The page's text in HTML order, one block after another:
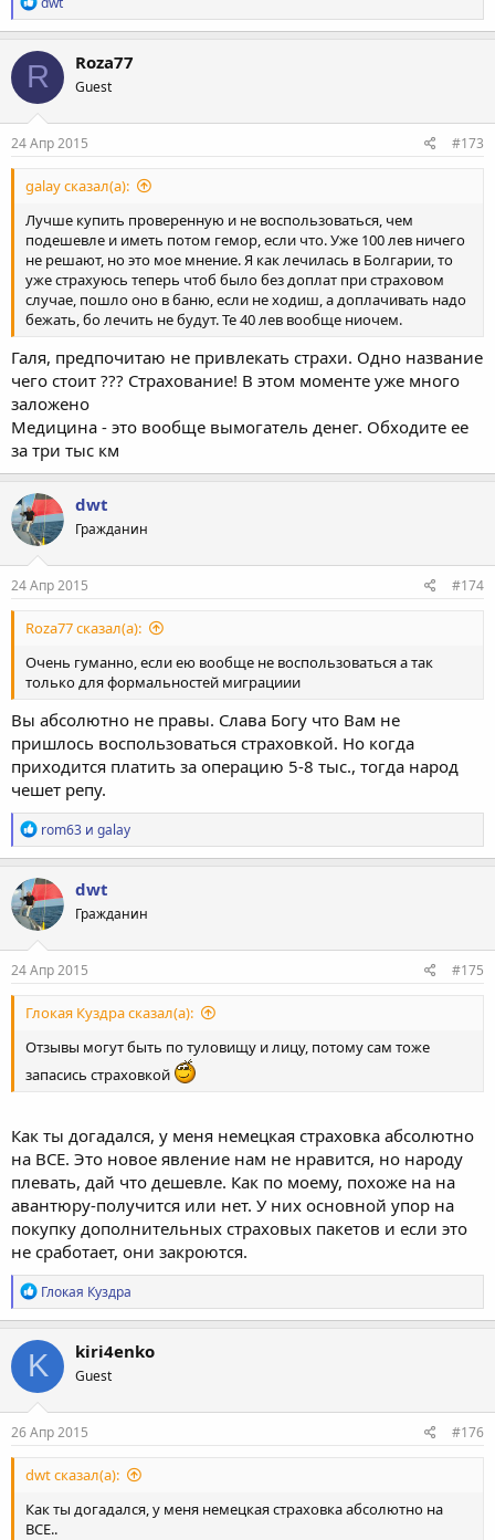
е
а
к
ц
и
и
:
R Roza77
Guest
24 Апр 2015 #173
galay сказал(а):
Лучше купить проверенную и не воспользоваться, чем
подешевле и иметь потом гемор, если что. Уже 100 лев ничего
не решают, но это мое мнение. Я как лечилась в Болгарии, то
уже страхуюсь теперь чтоб было без доплат при страховом
случае, пошло оно в баню, если не ходиш, а доплачивать надо
бежать, бо лечить не будут. Те 40 лев вообще ниочем.
Галя, предпочитаю не привлекать страхи. Одно название
чего стоит ??? Страхование! В этом моменте уже много
заложено
Медицина - это вообще вымогатель денег. Обходите ее
за три тыс км
dwt
Гражданин
24 Апр 2015 #174
Roza77 сказал(а):
Очень гуманно, если ею вообще не воспользоваться а так
только для формальностей миграциии
Вы абсолютно не правы. Слава Богу что Вам не
пришлось воспользоваться страховкой. Но когда
приходится платить за операцию 5-8 тыс., тогда народ
чешет репу.
Р
е
а
к
ц
и
и
:
rom63 и galay
dwt
Гражданин
24 Апр 2015 #175
Глокая Куздра сказал(а):
Отзывы могут быть по туловищу и лицу, потому сам тоже
запасись страховкой
Как ты догадался, у меня немецкая страховка абсолютно
на ВСЕ. Это новое явление нам не нравится, но народу
плевать, дай что дешевле. Как по моему, похоже на на
авантюру-получится или нет. У них основной упор на
покупку дополнительных страховых пакетов и если это
не сработает, они закроются.
Р
е
а
к
ц
и
и
:
Глокая Куздра
K kiri4enko
Guest
26 Апр 2015 #176
dwt сказал(а):
Как ты догадался, у меня немецкая страховка абсолютно на
ВСЕ..